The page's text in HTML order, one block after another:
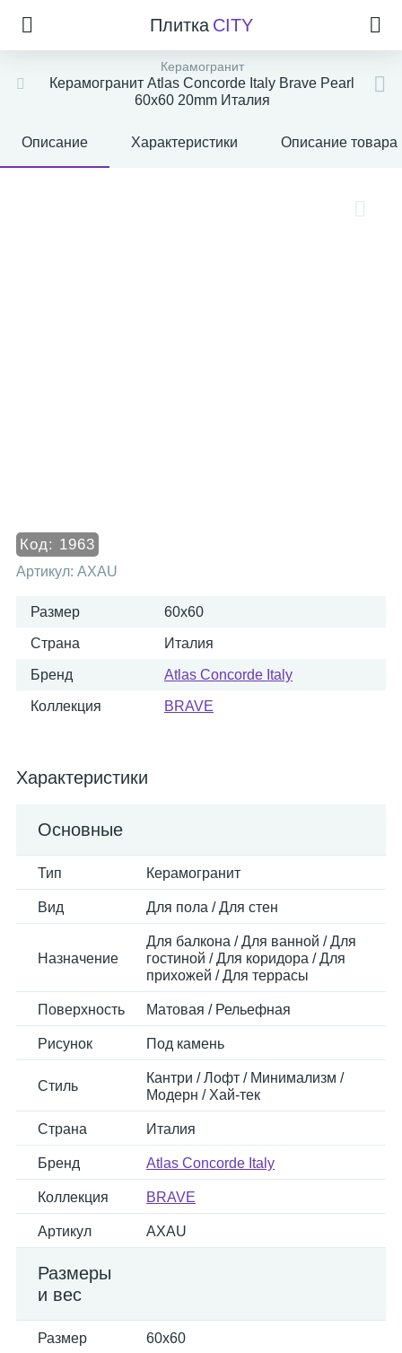
Плитка CITY
Керамогранит
Керамогранит Atlas Concorde Italy Brave Pearl
60x60 20mm Италия
Описание Характеристики Описание товара
Код: 1963
Артикул: AXAU
Размер 60x60
Страна Италия
Бренд Atlas Concorde Italy
Коллекция BRAVE
Характеристики
Основные
Тип Керамогранит
Вид Для пола / Для стен
Назначение
Для балкона / Для ванной / Для
гостиной / Для коридора / Для
прихожей / Для террасы
Поверхность Матовая / Рельефная
Рисунок Под камень
Стиль
Кантри / Лофт / Минимализм /
Модерн / Хай-тек
Страна Италия
Бренд Atlas Concorde Italy
Коллекция BRAVE
Артикул AXAU
Размеры
и вес
Размер 60x60